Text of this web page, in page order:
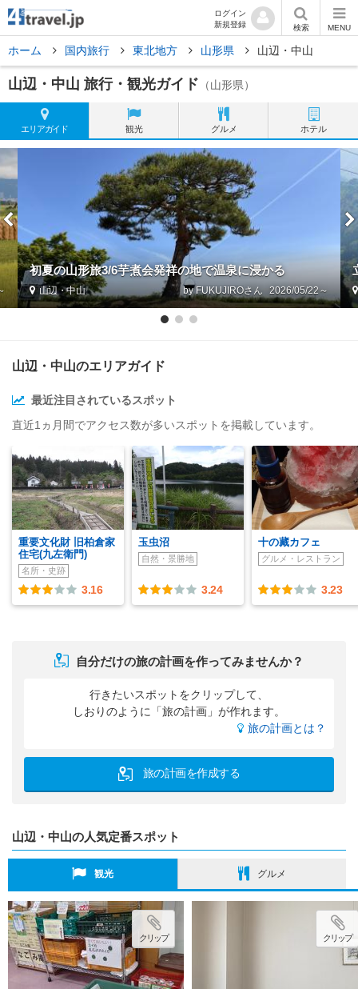
ログイン
新規登録
検索 MENU
ホーム 国内旅行 東北地方 山形県 山辺・中山
山辺・中山 旅行・観光ガイド （山形県）
エリアガイド 観光 グルメ ホテル
初夏の山形旅3/6芋煮会発祥の地で温泉に浸かる
山辺・中山 by FUKUJIRO 2026/05/22～
山辺・中山のエリアガイド
最近注目されているスポット
直近1ヵ月間でアクセス数が多いスポットを掲載しています。
重要文化財 旧柏倉家
住宅(九左衛門)
名所・史跡
3.16
玉虫沼
自然・景勝地
3.24
十の藏カフェ
グルメ・レストラン
3.23
自分だけの旅の計画を作ってみませんか？
行きたいスポットをクリップして、
しおりのように「旅の計画」が作れます。
旅の計画とは？
旅の計画を作成する
山辺・中山の人気定番スポット
観光 グルメ
クリップ クリップ